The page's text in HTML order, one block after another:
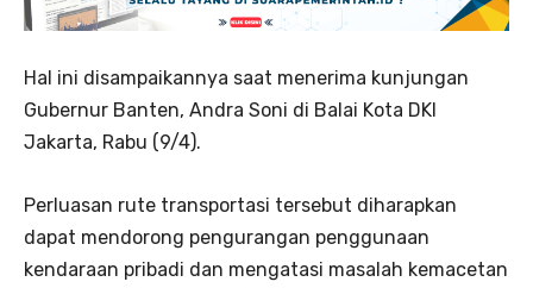
Hal ini disampaikannya saat menerima kunjungan
Gubernur Banten, Andra Soni di Balai Kota DKI
Jakarta, Rabu (9/4).
Perluasan rute transportasi tersebut diharapkan
dapat mendorong pengurangan penggunaan
kendaraan pribadi dan mengatasi masalah kemacetan